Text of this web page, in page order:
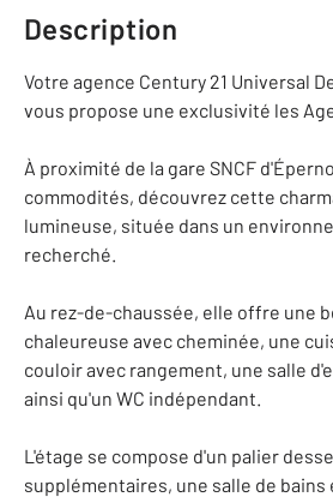
Description
Votre agence Century 21 Universal
vous propose une exclusivité les
À proximité de la gare SNCF
commodités, découvrez cette
lumineuse, située dans un
recherché.
Au rez-de-chaussée, elle offre une
chaleureuse avec cheminée, une
couloir avec rangement, une salle
ainsi qu'un WC indépendant.
L'étage se compose d'un palier
supplémentaires, une salle de bains